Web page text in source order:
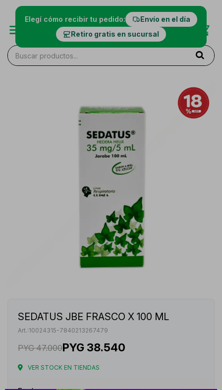
Elegí cómo recibir tu pedido:
Envío en el día
Retiro gratis en sucursal
SEDATUS JBE FRASCO X 100 ML
10024315-7840213267479
PYG 47.000PYG 38.540
VER STOCK EN TIENDAS